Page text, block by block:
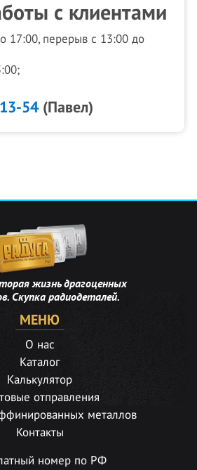
с клиентами
17:00, перерыв с 13:00 до
54(Павел)
жизнь драгоценных
Скупка радиодеталей.
МЕНЮ
О нас
Каталог
Калькулятор
отправления
металлов
Контакты
номер по РФ